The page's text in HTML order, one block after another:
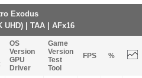
Exodus
UHD) | TAA | AFx16
OS
Version
GPU
Driver
Game
Version
Test
Tool
FPS %